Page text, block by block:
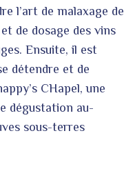
l’art de malaxage de
de dosage des vins
Ensuite, il est
détendre et de
CHapel, une
dégustation au-
sous-terres